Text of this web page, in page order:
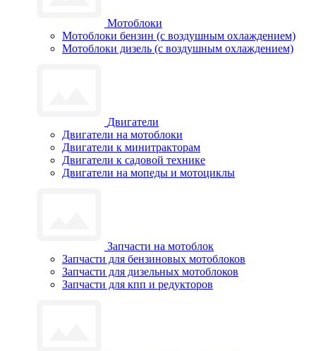
Мотоблоки
Мотоблоки бензин (с воздушным охлаждением)
Мотоблоки дизель (с воздушным охлаждением)
Двигатели
Двигатели на мотоблоки
Двигатели к минитракторам
Двигатели к садовой технике
Двигатели на мопеды и мотоциклы
Запчасти на мотоблок
Запчасти для бензиновых мотоблоков
Запчасти для дизельных мотоблоков
Запчасти для кпп и редукторов